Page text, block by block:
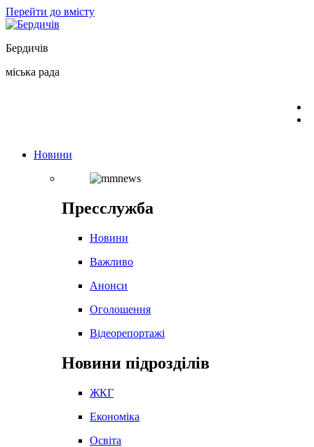
Перейти до вмісту
Бердичів
міська рада
Новини
Пресслужба
Новини
Важливо
Анонси
Оголошення
Відеорепортажі
Новини підрозділів
ЖКГ
Економіка
Освіта